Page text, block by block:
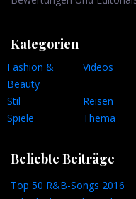
Kategorien
Fashion &
Beauty
Videos
Stil Reisen
Spiele
Thema
Beliebte Beiträge
Top 50 R&B-Songs 2016